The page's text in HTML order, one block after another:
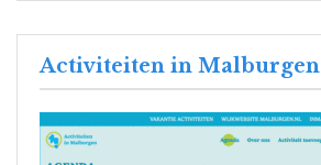
Activiteiten in Malburgen